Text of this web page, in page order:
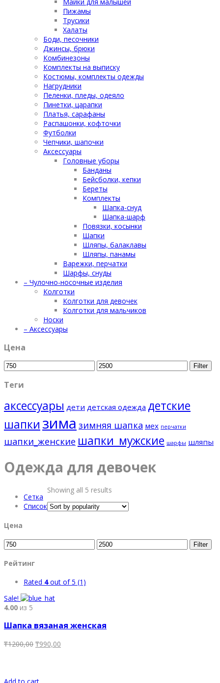
Майки для малышей
Пижамы
Трусики
Халаты
Боди, песочники
Джинсы, брюки
Комбинезоны
Комплекты на выписку
Костюмы, комплекты одежды
Нагрудники
Пеленки, пледы, одеяло
Пинетки, царапки
Платья, сарафаны
Распашонки, кофточки
Футболки
Чепчики, шапочки
Аксессуары
Головные уборы
Банданы
Бейсболки, кепки
Береты
Комплекты
Шапка-снуд
Шапка-шарф
Повязки, косынки
Шапки
Шляпы, балаклавы
Шляпы, панамы
Варежки, перчатки
Шарфы, снуды
– Чулочно-носочные изделия
Колготки
Колготки для девочек
Колготки для мальчиков
Носки
– Аксессуары
Цена
Min
price
Max
price
Filter
Теги
аксессуары дети детская одежда детские
шапки зима зимняя шапка мех перчатки
шапки_женские шапки_мужские шарфы шляпы
Одежда для девочек
Сетка
Список
Showing all 5 results
Цена
Min
price
Max
price
Filter
Рейтинг
Rated 4out of 5 (1)
Sale!
4.00 из 5
Шапка вязаная женская
₸1200,00 ₸990,00
Add to cart